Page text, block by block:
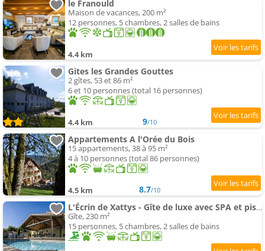
le Franould
Maison de vacances, 200 m²
12 personnes, 5 chambres, 2 salles de bains
4.4 km
Gites les Grandes Gouttes
2 gîtes, 53 et 86 m²
6 et 10 personnes (total 16 personnes)
4.4 km 9/10
Appartements A l'Orée du Bois
15 appartements, 38 à 95 m²
4 à 10 personnes (total 86 personnes)
4.5 km 8.7/10
L'Écrin de Xattys - Gîte de luxe avec SPA et piscine privés, Terrain de pétanque, Baby-foot
Gîte, 230 m²
15 personnes, 5 chambres, 2 salles de bains